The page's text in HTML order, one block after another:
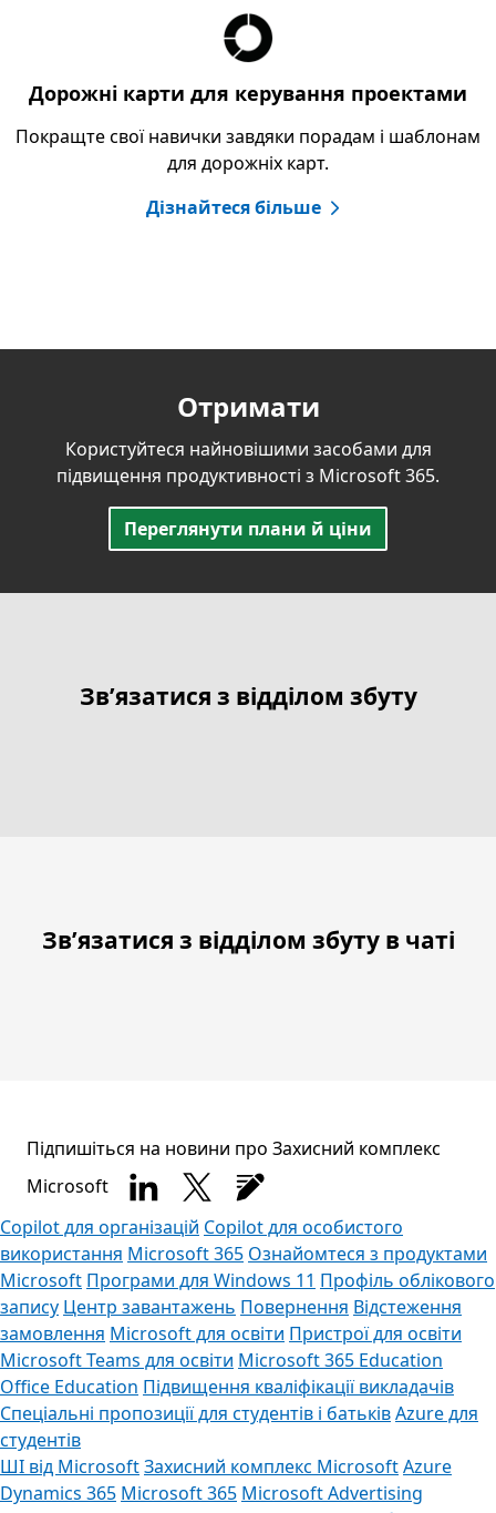
Дорожні карти для керування проектами
Покращте свої навички завдяки порадам і шаблонам
для дорожніх карт.
Дізнайтеся більше
Отримати
Користуйтеся найновішими засобами для
підвищення продуктивності з Microsoft 365.
Переглянути плани й ціни
Зв’язатися з відділом збуту
Зв’язатися з відділом збуту в чаті
Підпишіться на новини про Захисний комплекс
Microsoft
Copilot для організацій Copilot для особистого
використання Microsoft 365 Ознайомтеся з продуктами
Microsoft Програми для Windows 11 Профіль облікового
запису Центр завантажень Повернення Відстеження
замовлення Microsoft для освіти Пристрої для освіти
Microsoft Teams для освіти Microsoft 365 Education
Office Education Підвищення кваліфікації викладачів
Спеціальні пропозиції для студентів і батьківAzure для
студентів
ШІ від MicrosoftЗахисний комплекс MicrosoftAzure
Dynamics 365 Microsoft 365 Microsoft Advertising